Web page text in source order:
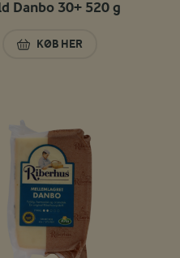
Danbo 30+ 520 g
KØB HER
MILD DANBO 30+ 520 G